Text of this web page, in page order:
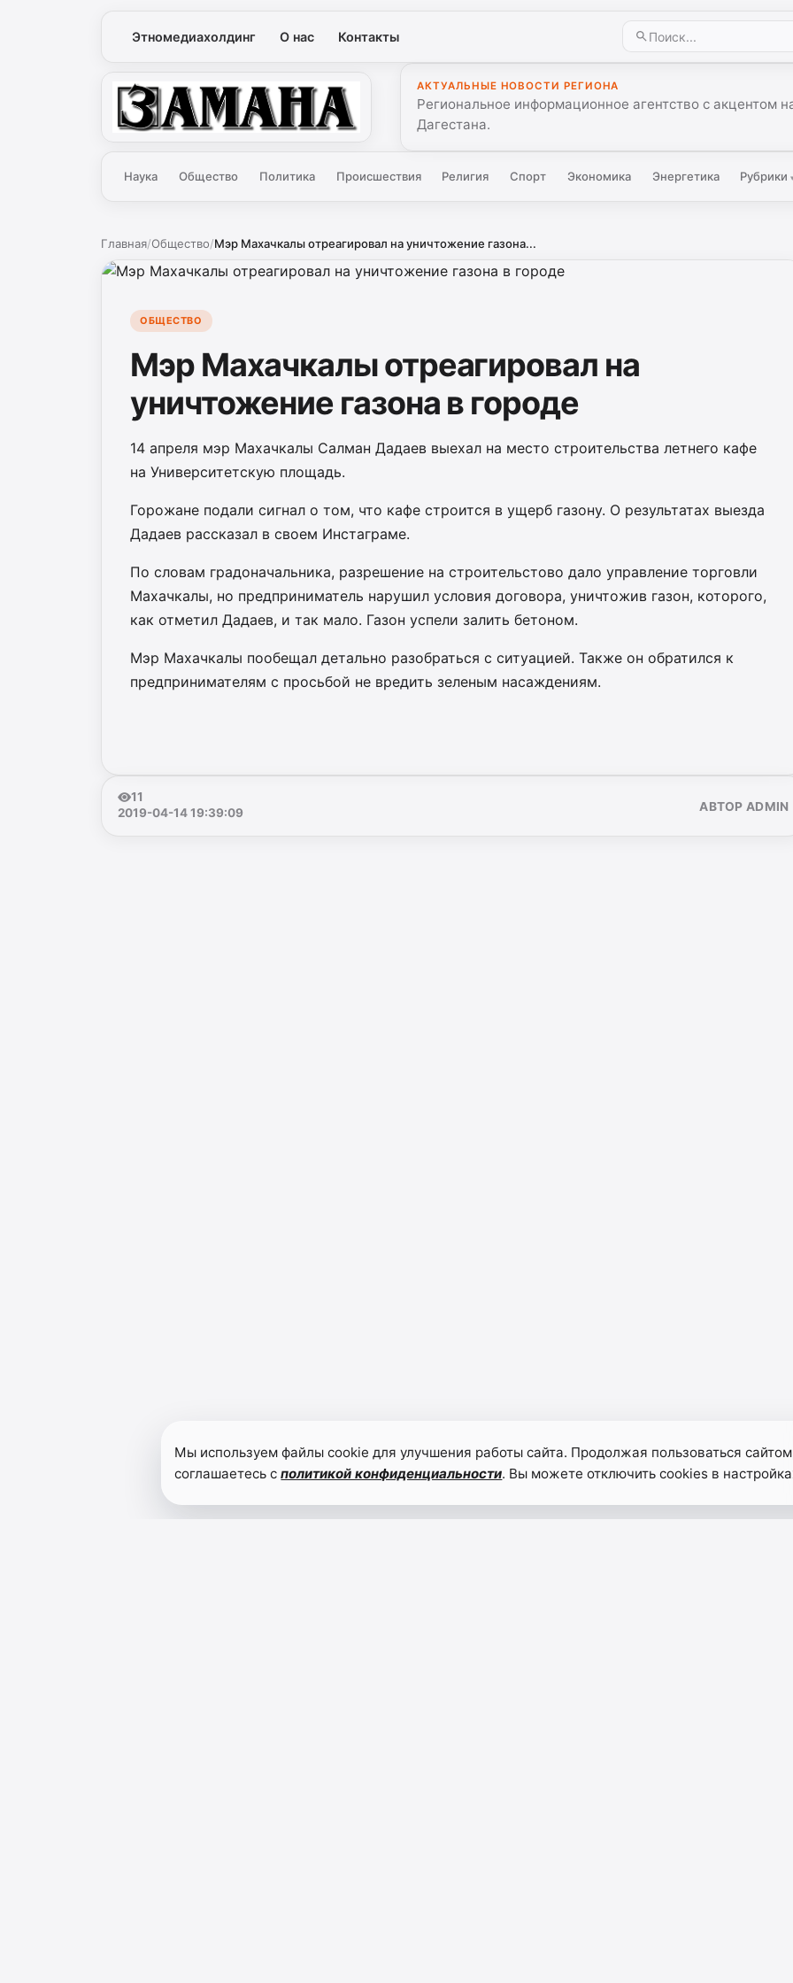
Этномедиахолдинг О нас Контакты
Замана
АКТУАЛЬНЫЕ НОВОСТИ РЕГИОНА
Региональное информационное агентство с акцентом
Дагестана.
Наука Общество Политика Происшествия Религия Спорт Экономика Энергетика Рубрики▾
Главная/Общество/Мэр Махачкалы отреагировал на уничтожение газона...
ОБЩЕСТВО
Мэр Махачкалы отреагировал на
уничтожение газона в городе
14 апреля мэр Махачкалы Салман Дадаев выехал на место строительства летнего кафе
на Университетскую площадь.
Горожане подали сигнал о том, что кафе строится в ущерб газону. О результатах выезда
Дадаев рассказал в своем Инстаграме.
По словам градоначальника, разрешение на строительстово дало управление торговли
Махачкалы, но предприниматель нарушил условия договора, уничтожив газон, которого,
как отметил Дадаев, и так мало. Газон успели залить бетоном.
Мэр Махачкалы пообещал детально разобраться с ситуацией. Также он обратился к
предпринимателям с просьбой не вредить зеленым насаждениям.
11
2019-04-14 19:39:09
АВТОР ADMIN
Мы используем файлы cookie для улучшения работы сайта. Продолжая пользоваться
соглашаетесь сполитикой конфиденциальности. Вы можете отключить cookies в